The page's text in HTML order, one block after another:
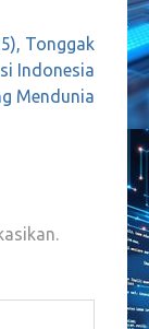
Tonggak
Indonesia
Mendunia